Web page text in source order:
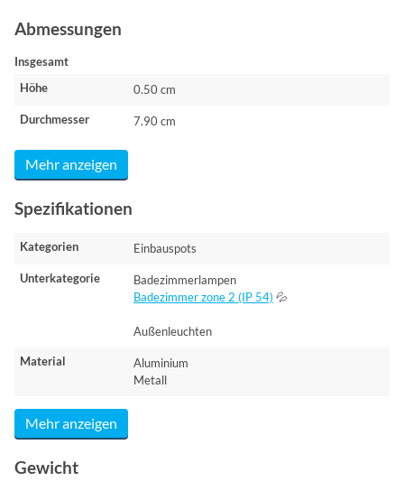
Abmessungen
Insgesamt
Höhe
0.50 cm
Durchmesser 7.90 cm
Mehr anzeigen
Spezifikationen
Kategorien Einbauspots
Unterkategorie
Badezimmerlampen
Badezimmer zone 2 (IP 54) 💦
Außenleuchten
Material
Aluminium
Metall
Mehr anzeigen
Gewicht